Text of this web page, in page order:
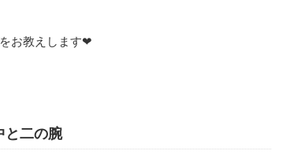
お教えします❤
と二の腕